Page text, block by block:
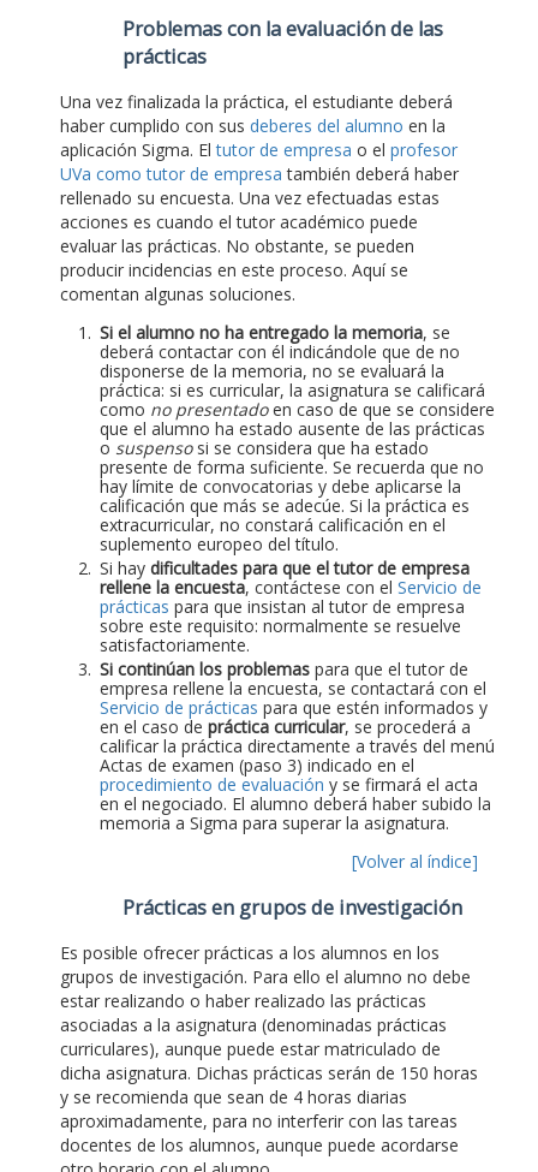
Problemas con la evaluación de las
prácticas
Una vez finalizada la práctica, el estudiante deberá
haber cumplido con sus deberes del alumno en la
aplicación Sigma. Eltutor de empresa o el profesor
UVa como tutor de empresa también deberá haber
rellenado su encuesta. Una vez efectuadas estas
acciones es cuando el tutor académico puede
evaluar las prácticas. No obstante, se pueden
producir incidencias en este proceso. Aquí se
comentan algunas soluciones.
Si el alumno no ha entregado la memoria, se
deberá contactar con él indicándole que de no
disponerse de la memoria, no se evaluará la
práctica: si es curricular, la asignatura se calificará
como no presentadoen caso de que se considere
que el alumno ha estado ausente de las prácticas
o suspensosi se considera que ha estado
presente de forma suficiente. Se recuerda que no
hay límite de convocatorias y debe aplicarse la
calificación que más se adecúe. Si la práctica es
extracurricular, no constará calificación en el
suplemento europeo del título.
Si hay dificultades para que el tutor de empresa
rellene la encuesta, contáctese con el Servicio de
prácticas para que insistan al tutor de empresa
sobre este requisito: normalmente se resuelve
satisfactoriamente.
Si continúan los problemas para que el tutor de
empresa rellene la encuesta, se contactará con el
Servicio de prácticas para que estén informados y
en el caso de práctica curricular, se procederá a
calificar la práctica directamente a través del menú
Actas de examen (paso 3) indicado en el
procedimiento de evaluación y se firmará el acta
en el negociado. El alumno deberá haber subido la
memoria a Sigma para superar la asignatura.
[Volver al índice]
Prácticas en grupos de investigación
Es posible ofrecer prácticas a los alumnos en los
grupos de investigación. Para ello el alumno no debe
estar realizando o haber realizado las prácticas
asociadas a la asignatura (denominadas prácticas
curriculares), aunque puede estar matriculado de
dicha asignatura. Dichas prácticas serán de 150 horas
y se recomienda que sean de 4 horas diarias
aproximadamente, para no interferir con las tareas
docentes de los alumnos, aunque puede acordarse